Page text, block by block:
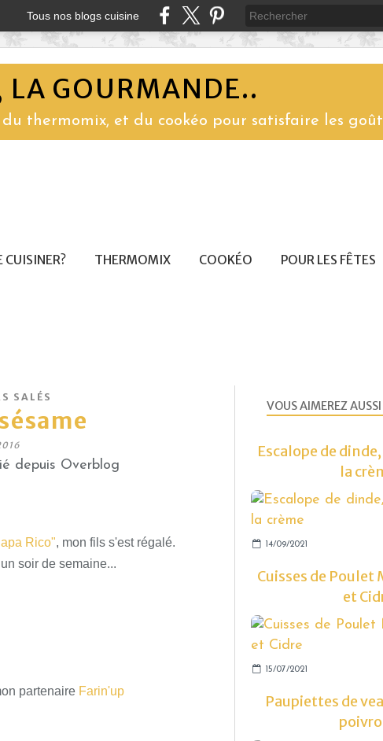
Tous nos blogs cuisine
LA GOURMANDE..
du thermomix, et du cookéo pour satisfaire les
CUISINER? THERMOMIX COOKÉO POUR LES FÊTES
SALÉS
depuis Overblog
Rico", mon fils s'est régalé.
soir de semaine...
partenaire Farin'up
VOUS AIMEREZ AUSSI
Escalope de
la
14/09/2021
Cuisses de Poulet
et
15/07/2021
Paupiettes de